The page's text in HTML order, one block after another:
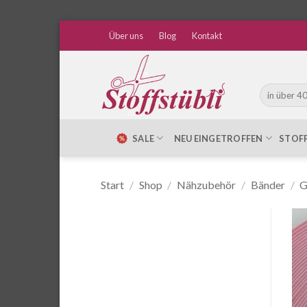
Über uns Blog Kontakt
Suche
nach:
SALE NEU EINGETROFFEN
Start / Shop / Nähzubehör / Bänder /